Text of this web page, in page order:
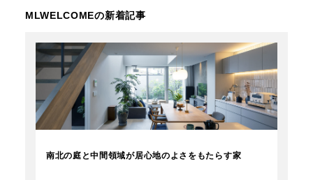
MLWELCOMEの新着記事
南北の庭と中間領域が居心地のよさをもたらす家